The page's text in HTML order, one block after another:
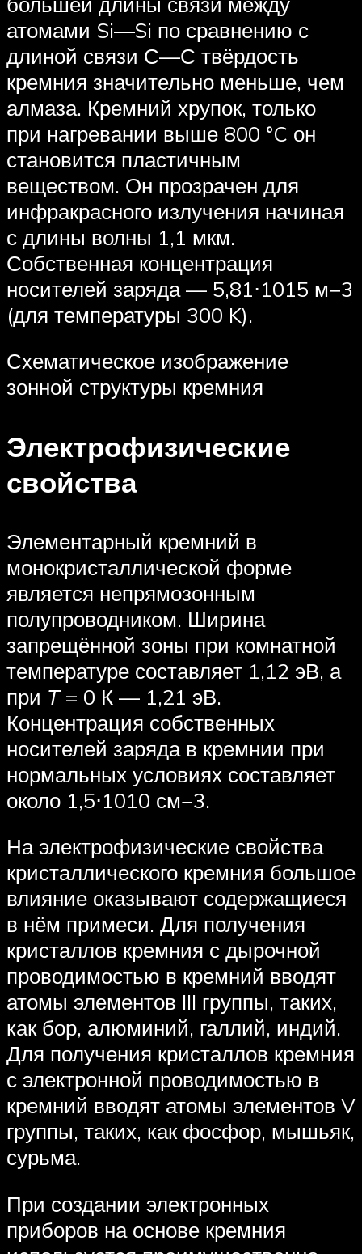
атомами Si—Si по сравнению с
длиной связи С—С твёрдость
кремния значительно меньше, чем
алмаза. Кремний хрупок, только
при нагревании выше 800 °C он
становится пластичным
веществом. Он прозрачен для
инфракрасного излучения начиная
с длины волны 1,1 мкм.
Собственная концентрация
носителей заряда — 5,81⋅1015 м−3
(для температуры 300 K).
Схематическое изображение
зонной структуры кремния
Электрофизические
свойства
Элементарный кремний в
монокристаллической форме
является непрямозонным
полупроводником. Ширина
запрещённой зоны при комнатной
температуре составляет 1,12 эВ, а
при Т= 0 К — 1,21 эВ.
Концентрация собственных
носителей заряда в кремнии при
нормальных условиях составляет
около 1,5⋅1010 см−3.
На электрофизические свойства
кристаллического кремния большое
влияние оказывают содержащиеся
в нём примеси. Для получения
кристаллов кремния с дырочной
проводимостью в кремний вводят
атомы элементов III группы, таких,
как бор, алюминий, галлий, индий.
Для получения кристаллов кремния
с электронной проводимостью в
кремний вводят атомы элементов V
группы, таких, как фосфор, мышьяк,
сурьма.
При создании электронных
приборов на основе кремния